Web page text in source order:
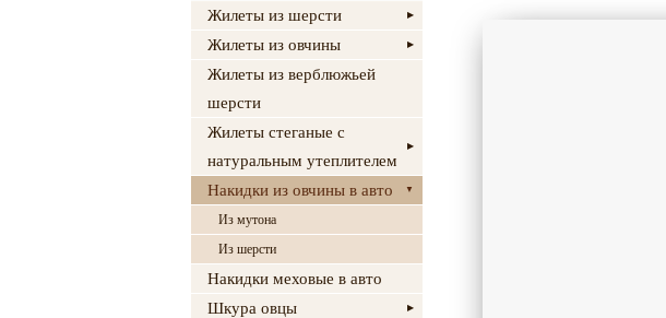
Жилеты из шерсти
Жилеты из овчины
Жилеты из верблюжьей
шерсти
Жилеты стеганые с
натуральным утеплителем
Накидки из овчины в авто
Из мутона
Из шерсти
Накидки меховые в авто
Шкура овцы